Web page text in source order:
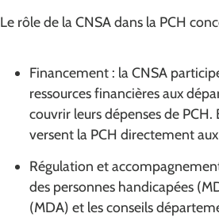
Le rôle de la CNSA dans la PCH
Financement : la CNSA
ressources financières aux
couvrir leurs dépenses de
versent la PCH directement
Régulation et
des personnes handicapées
(MDA) et les conseils